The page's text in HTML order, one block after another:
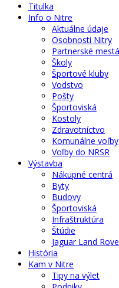
Titulka
Info o Nitre
Aktuálne údaje
Osobnosti Nitry
Partnerské mestá
Školy
Športové kluby
Vodstvo
Pošty
Športoviská
Kostoly
Zdravotníctvo
Komunálne voľby
Voľby do NRSR
Výstavba
Nákupné centrá
Byty
Budovy
Športoviská
Infraštruktúra
Štúdie
Jaguar Land
História
Kam v Nitre
Tipy na výlet